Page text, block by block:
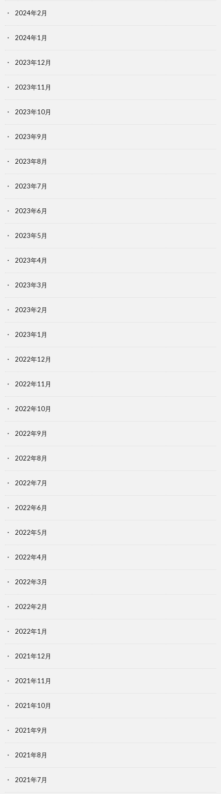
2024年2月
2024年1月
2023年12月
2023年11月
2023年10月
2023年9月
2023年8月
2023年7月
2023年6月
2023年5月
2023年4月
2023年3月
2023年2月
2023年1月
2022年12月
2022年11月
2022年10月
2022年9月
2022年8月
2022年7月
2022年6月
2022年5月
2022年4月
2022年3月
2022年2月
2022年1月
2021年12月
2021年11月
2021年10月
2021年9月
2021年8月
2021年7月